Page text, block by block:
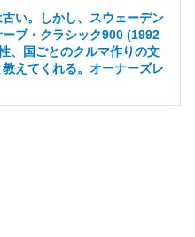
い。しかし、スウェーデン
ブ・クラシック900 (1992
、国ごとのクルマ作りの文
えてくれる。オーナーズレ